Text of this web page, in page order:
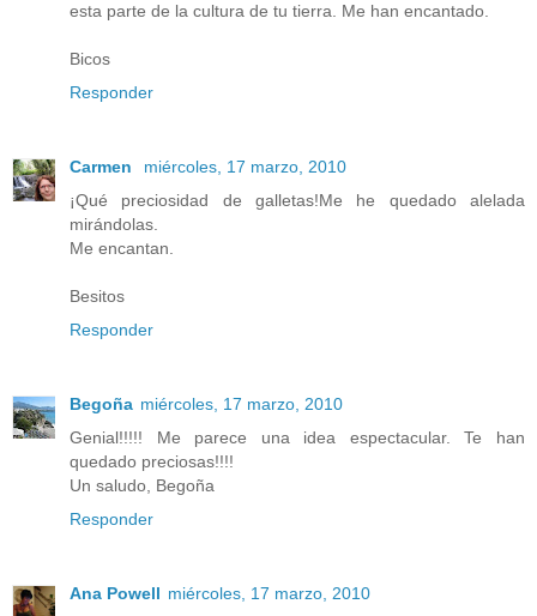
esta parte de la cultura de tu tierra. Me han encantado.
Bicos
Responder
Carmen
miércoles, 17 marzo, 2010
¡Qué preciosidad de galletas!Me he quedado alelada
mirándolas.
Me encantan.
Besitos
Responder
Begoña miércoles, 17 marzo, 2010
Genial!!!!! Me parece una idea espectacular. Te han
quedado preciosas!!!!
Un saludo, Begoña
Responder
Ana Powell miércoles, 17 marzo, 2010